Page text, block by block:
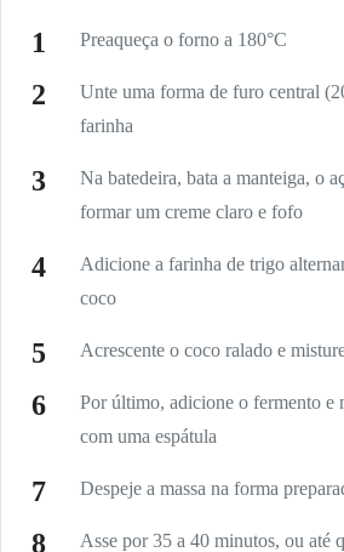
Preaqueça o forno a 180°C
Unte uma forma de furo central
farinha
Na batedeira, bata a manteiga, o
formar um creme claro e fofo
Adicione a farinha de trigo
coco
Acrescente o coco ralado e
Por último, adicione o fermento e
com uma espátula
Despeje a massa na forma
Asse por 35 a 40 minutos, ou até